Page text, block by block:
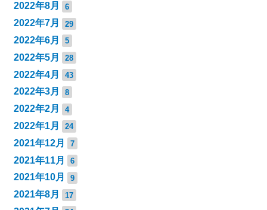
2022年8月 6
2022年7月 29
2022年6月 5
2022年5月 28
2022年4月 43
2022年3月 8
2022年2月 4
2022年1月 24
2021年12月 7
2021年11月 6
2021年10月 9
2021年8月 17